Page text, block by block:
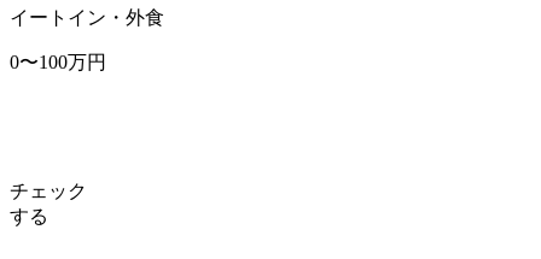
イートイン・外食
0〜100万円
チェック
する